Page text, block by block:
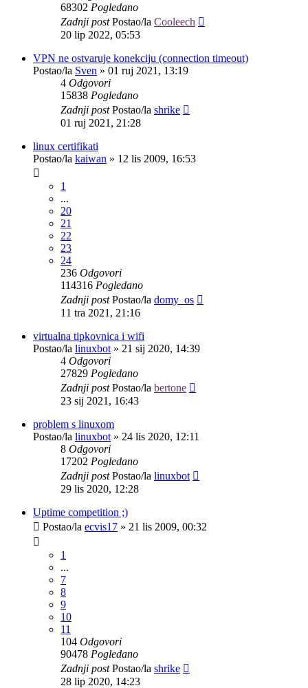
68302 Pogledano
Zadnji postPostao/la Cooleech
20 lip 2022, 05:53
VPN ne ostvaruje konekciju (connection timeout)
Postao/la Sven » 01 ruj 2021, 13:19
4 Odgovori
15838 Pogledano
Zadnji postPostao/la shrike
01 ruj 2021, 21:28
linux certifikati
Postao/la kaiwan » 12 lis 2009, 16:53
1
...
20
21
22
23
24
236 Odgovori
114316 Pogledano
Zadnji postPostao/la domy_os
11 tra 2021, 21:16
virtualna tipkovnica i wifi
Postao/la linuxbot » 21 sij 2020, 14:39
4 Odgovori
27829 Pogledano
Zadnji postPostao/la bertone
23 sij 2021, 16:43
problem s linuxom
Postao/la linuxbot » 24 lis 2020, 12:11
8 Odgovori
17202 Pogledano
Zadnji postPostao/la linuxbot
29 lis 2020, 12:28
Uptime competition ;)
Postao/la ecvis17 » 21 lis 2009, 00:32
1
...
7
8
9
10
11
104 Odgovori
90478 Pogledano
Zadnji postPostao/la shrike
28 lip 2020, 14:23